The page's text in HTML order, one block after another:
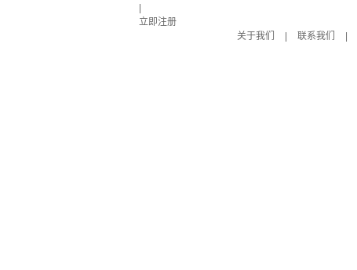
立即注册
关于我们
联系我们